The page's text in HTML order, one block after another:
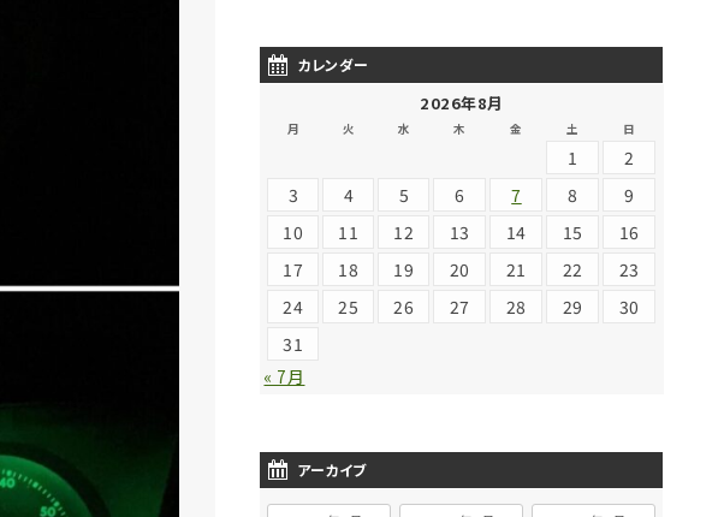
カレンダー
2026年8月
月 火 水 木 金 土 日
1
2
3
4 5 6 7 8
9
10
11 12 13 14 15
16
17
18 19 20 21 22
23
24
25 26 27 28 29
30
31
« 7月
アーカイブ